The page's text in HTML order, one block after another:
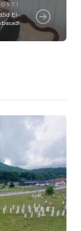
El-